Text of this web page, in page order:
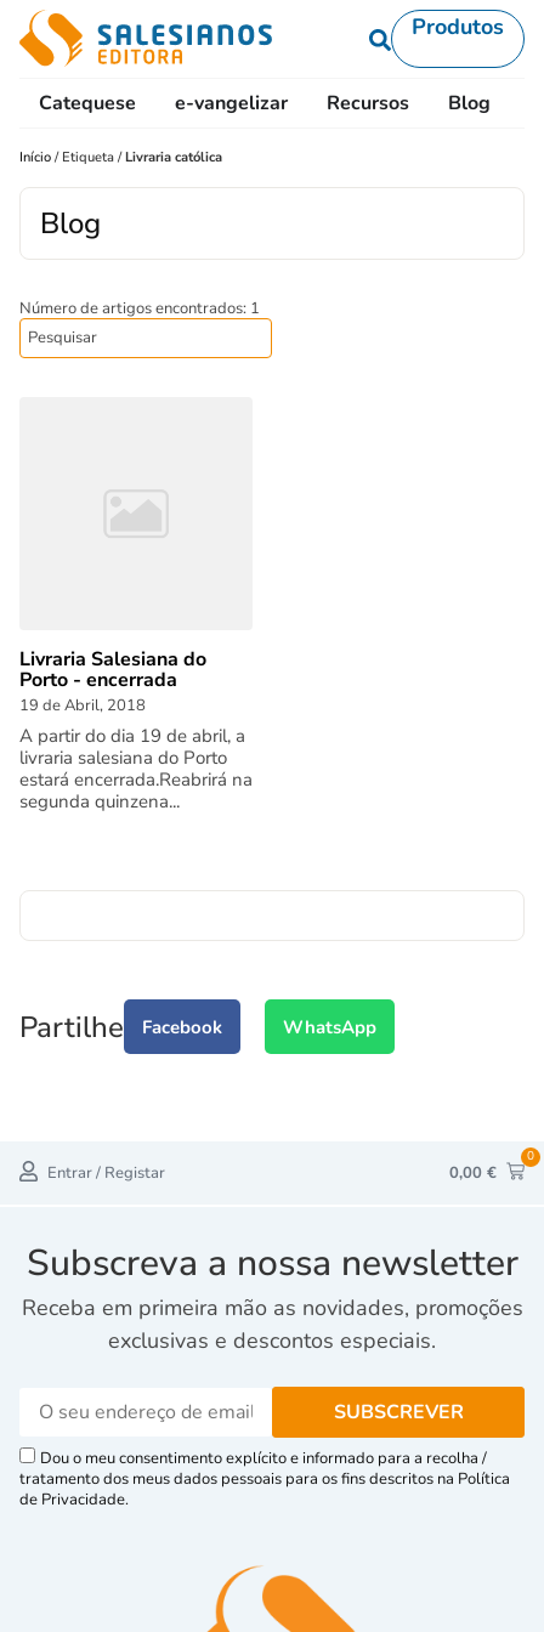
Produtos
Catequese e-vangelizar Recursos Blog
Início / Etiqueta /Livraria católica
Blog
Número de artigos encontrados: 1
Livraria Salesiana do
Porto - encerrada
19 de Abril, 2018
A partir do dia 19 de abril, a
livraria salesiana do Porto
estará encerrada.Reabrirá na
segunda quinzena...
Partilhe Facebook WhatsApp
Entrar / Registar 0,00 €
0
Subscreva a nossa newsletter
Receba em primeira mão as novidades, promoções
exclusivas e descontos especiais.
Dou o meu consentimento explícito e informado para a recolha /
tratamento dos meus dados pessoais para os fins descritos na Política
de Privacidade.